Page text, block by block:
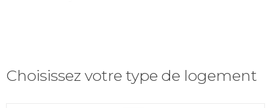
Choisissez votre type de logement